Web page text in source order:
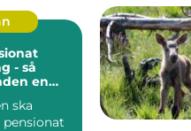
- så
en
ska
pensionat